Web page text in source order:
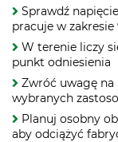
Sprawdź
pracuje w zakresie
W terenie liczy
punkt odniesienia
Zwróć uwagę na
wybranych
Planuj osobny
aby odciążyć